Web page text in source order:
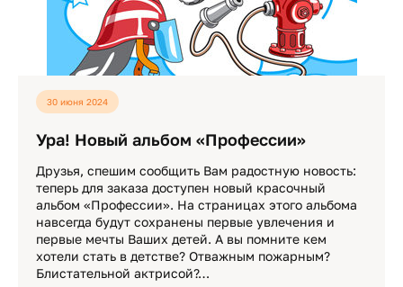
30 июня 2024
Ура! Новый альбом «Профессии»
Друзья, спешим сообщить Вам радостную новость:
теперь для заказа доступен новый красочный
альбом «Профессии». На страницах этого альбома
навсегда будут сохранены первые увлечения и
первые мечты Ваших детей. А вы помните кем
хотели стать в детстве? Отважным пожарным?
Блистательной актрисой?…